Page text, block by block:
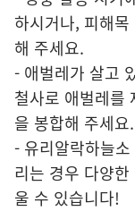
하시거나, 피해
해 주세요.
- 애벌레가 살고
철사로 애벌레를
을 봉합해 주세요.
- 유리알락하늘
리는 경우 다양
울 수 있습니다!